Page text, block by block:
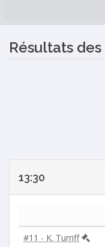
Résultats
13:30
#11 - K. Turriff